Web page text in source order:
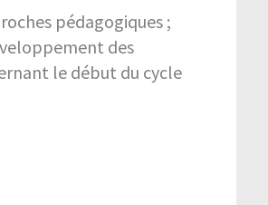
pédagogiques ;
des
le début du cycle